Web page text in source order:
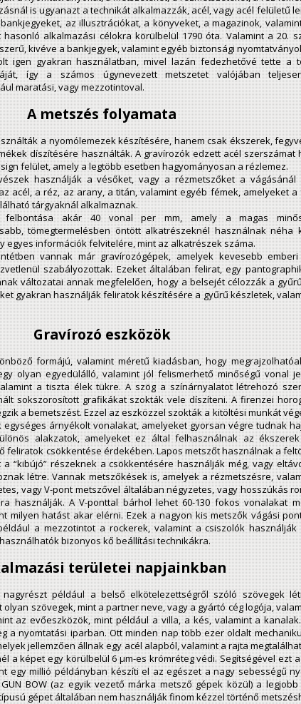
is ugyanazt a technikát alkalmazzák, acél, vagy acél felületű
az illusztrációkat, a könyveket, a magazinok,
alkalmazási célokra körülbelül 1790 óta. Valamint a 20.
kivéve a bankjegyek, valamint egyéb biztonsági
igen gyakran használatban, mivel lazán fedezhetővé tette a
így a számos úgynevezett metszetet valójában
maratási, vagy mezzotintoval.
A metszés folyamata
a nyomólemezek készítésére, hanem csak ékszerek,
díszítésére használták. A gravírozók edzett acél szerszámat
felület, amely a legtöbb esetben hagyományosan a rézlemez.
használják a vésőket, vagy a rézmetszőket a vágásánál
acél, a réz, az arany, a titán, valamint egyéb fémek, amelyeket
tárgyaknál alkalmaznak.
felbontása akár 40 vonal per mm, amely a magas
tömegtermelésben öntött alkatrészeknél használnak néha
egyes információk felvitelére, mint az alkatrészek száma.
vannak már gravírozógépek, amelyek kevesebb
szabályozottak. Ezeket általában felirat, egy
változatai annak megfelelően, hogy a belsejét célozzák a
gyakran használják feliratok készítésére a gyűrű készletek,
Gravírozó eszközök
formájú, valamint méretű kiadásban, hogy
olyan egyedülálló, valamint jól felismerhető minőségű vonal
a tiszta élek tükre. A szög a színárnyalatot létrehozó
sokszorosított grafikákat szokták vele díszíteni. A firenzei
a bemetszést. Ezzel az eszközzel szokták a kitöltési munkát
árnyékolt vonalakat, amelyeket gyorsan végre tudnak
alakzatok, amelyeket ez által felhasználnak az
feliratok csökkentése érdekében. Lapos metszőt használnak a
“kibújó” részeknek a csökkentésére használják még, vagy
létre. Vannak metszőkések is, amelyek a rézmetszésre,
vagy V-pont metszővel általában négyzetes, vagy hosszúkás
használják. A V-ponttal bárhol lehet 60-130 fokos vonalakat
milyen hatást akar elérni. Ezek a nagyon kis metszők vágási
a mezzotintot a rockerek, valamint a csiszolók
bizonyos kő beállítási technikákra.
területei napjainkban
például a belső elkötelezettségről szóló szövegek
szövegek, mint a partner neve, vagy a gyártó cég logója,
az evőeszközök, mint például a villa, a kés, valamint a
a nyomtatási iparban. Ott minden nap több ezer oldalt
jellemzően állnak egy acél alapból, valamint a rajta
a képet egy körülbelül 6 µm-es krómréteg védi. Segítségével ezt
egy millió példányban készíti el az egészet a nagy sebességű
BOW (az egyik vezető márka metsző gépek közül) a
gépet általában nem használják finom kézzel történő